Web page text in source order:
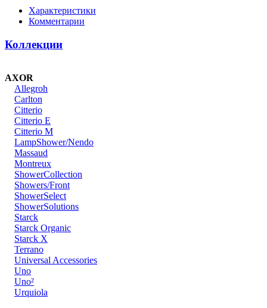
Характеристики
Комментарии
Коллекции
AXOR
Allegroh
Carlton
Citterio
Citterio E
Citterio M
LampShower/Nendo
Massaud
Montreux
ShowerCollection
Showers/Front
ShowerSelect
ShowerSolutions
Starck
Starck Organic
Starck X
Terrano
Universal Accessories
Uno
Uno²
Urquiola